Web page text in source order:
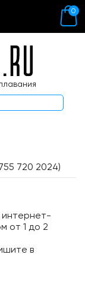
0
720 2024)
интернет-
от 1 до 2
в